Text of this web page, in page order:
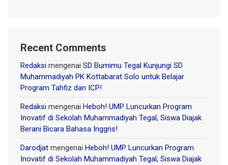
Recent Comments
Redaksi mengenai SD Bumimu Tegal Kunjungi SD
Muhammadiyah PK Kottabarat Solo untuk Belajar
Program Tahfiz dan ICP!
Redaksi mengenai Heboh! UMP Luncurkan Program
Inovatif di Sekolah Muhammadiyah Tegal, Siswa Diajak
Berani Bicara Bahasa Inggris!
Darodjat mengenai Heboh! UMP Luncurkan Program
Inovatif di Sekolah Muhammadiyah Tegal, Siswa Diajak